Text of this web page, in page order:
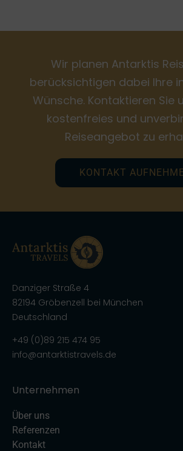
Wir planen Antarktis
berücksichtigen dabei Ihre
Wünsche. Kontaktieren Sie
kostenfreies und
Reiseangebot zu
KONTAKT
Danziger Straße 4
82194 Gröbenzell bei München
Deutschland
+49 (0)89 215 474 95
info@antarktistravels.de
Unternehmen
Über uns
Referenzen
Kontakt